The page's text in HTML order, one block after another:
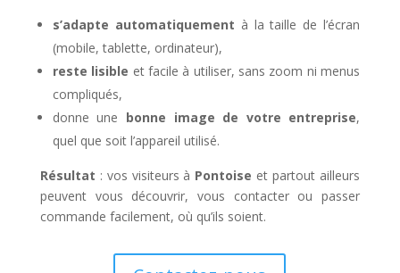
s’adapte automatiquement à la taille de l’écran
(mobile, tablette, ordinateur),
reste lisible et facile à utiliser, sans zoom ni menus
compliqués,
donne une bonne image de votre entreprise,
quel que soit l’appareil utilisé.
Résultat : vos visiteurs à Pontoise et partout ailleurs
peuvent vous découvrir, vous contacter ou passer
commande facilement, où qu’ils soient.